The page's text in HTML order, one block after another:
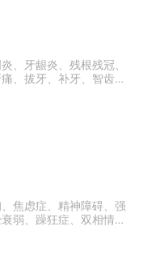
、牙龈炎、残根残冠、
、拔牙、补牙、智齿、
、牙齿缺失的冠(桥)修
全口义齿修复、直丝弓
容、牙齿修复、烤瓷
经验丰富。
焦虑症、精神障碍、强
弱、躁狂症、双相情感
头疼、植物神经紊乱、
精依赖症、成人/青少年